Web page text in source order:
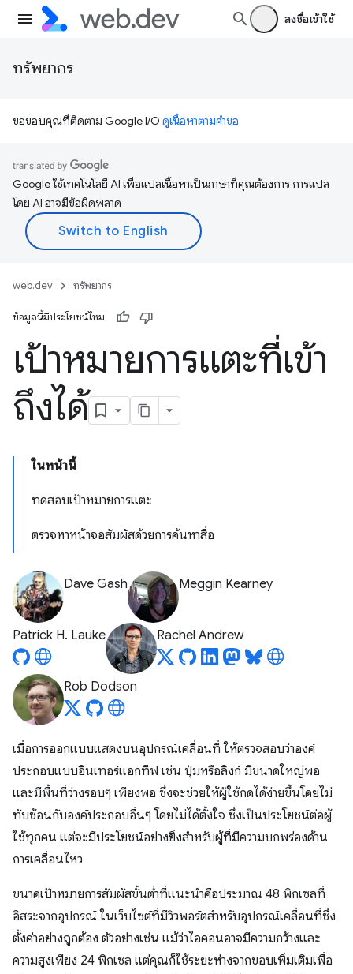
ลงชื่อเข้าใช้
ทรัพยากร
ขอขอบคุณที่ติดตาม Google I/O ดูเนื้อหาตามคำขอ
Google ใช้เทคโนโลยี AI เพื่อแปลเนื้อหาเป็นภาษาที่คุณต้องการ การแปล
โดย AI อาจมีข้อผิดพลาด
web.dev ทรัพยากร
ข้อมูลนี้มีประโยชน์ไหม
เป้าหมายการแตะที่เข้า
ถึงได้
ในหน้านี้
ทดสอบเป้าหมายการแตะ
ตรวจหาหน้าจอสัมผัสด้วยการค้นหาสื่อ
Dave Gash Meggin Kearney
Patrick H. Lauke Rachel Andrew
Rob Dodson
เมื่อการออกแบบแสดงบนอุปกรณ์เคลื่อนที่ ให้ตรวจสอบว่าองค์
ประกอบแบบอินเทอร์แอกทีฟ เช่น ปุ่มหรือลิงก์ มีขนาดใหญ่พอ
และมีพื้นที่ว่างรอบๆ เพียงพอ ซึ่งจะช่วยให้ผู้ใช้กดได้ง่ายขึ้นโดยไม่
ทับซ้อนกับองค์ประกอบอื่นๆ โดยไม่ได้ตั้งใจ ซึ่งเป็นประโยชน์ต่อผู้
ใช้ทุกคน แต่จะมีประโยชน์อย่างยิ่งสำหรับผู้ที่มีความบกพร่องด้าน
การเคลื่อนไหว
ขนาดเป้าหมายการสัมผัสขั้นต่ำที่แนะนำคือประมาณ 48 พิกเซลที่
อิสระจากอุปกรณ์ ในเว็บไซต์ที่มีวิวพอร์ตสำหรับอุปกรณ์เคลื่อนที่ซึ่ง
ตั้งค่าอย่างถูกต้อง ตัวอย่างเช่น แม้ว่าไอคอนอาจมีความกว้างและ
ความสูงเพียง 24 พิกเซล แต่คุณก็ใช้ระยะห่างจากขอบเพิ่มเติมเพื่อ